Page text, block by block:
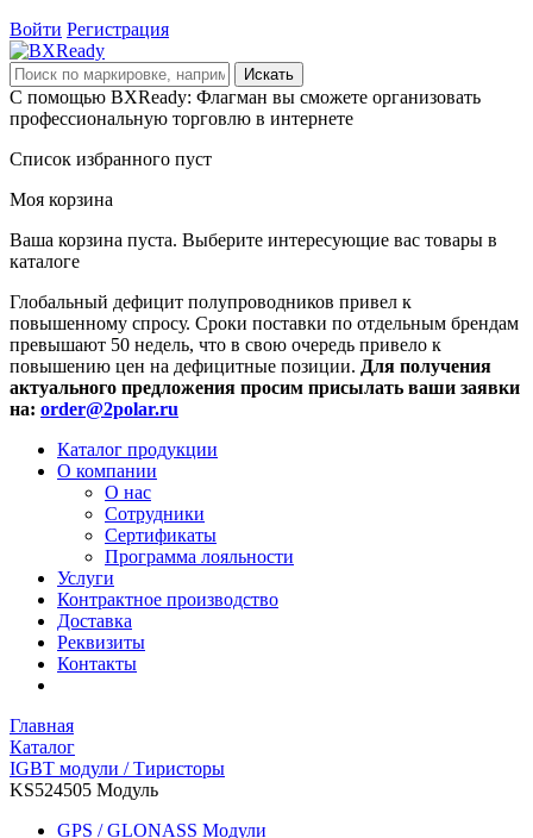
Войти Регистрация
С помощью BXReady: Флагман вы сможете организовать
профессиональную торговлю в интернете
Список избранного пуст
Моя корзина
Ваша корзина пуста. Выберите интересующие вас товары в
каталоге
Глобальный дефицит полупроводников привел к
повышенному спросу. Сроки поставки по отдельным брендам
превышают 50 недель, что в свою очередь привело к
повышению цен на дефицитные позиции. Для получения
актуального предложения просим присылать ваши заявки
на: order@2polar.ru
Каталог продукции
О компании
О нас
Сотрудники
Сертификаты
Программа лояльности
Услуги
Контрактное производство
Доставка
Реквизиты
Контакты
Главная
Каталог
IGBT модули / Тиристоры
KS524505 Модуль
GPS / GLONASS Модули